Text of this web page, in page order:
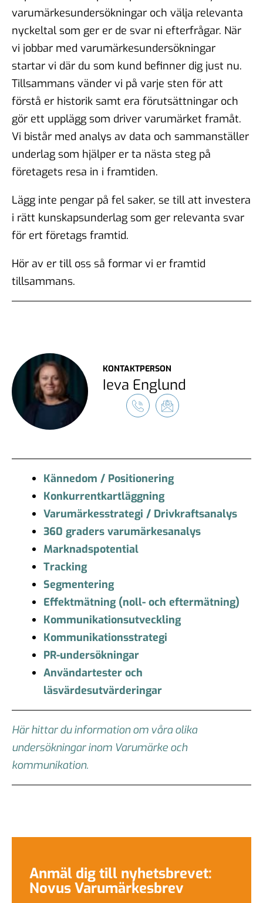
varumärkesundersökningar och välja relevanta
nyckeltal som ger er de svar ni efterfrågar. När
vi jobbar med varumärkesundersökningar
startar vi där du som kund befinner dig just nu.
Tillsammans vänder vi på varje sten för att
förstå er historik samt era förutsättningar och
gör ett upplägg som driver varumärket framåt.
Vi bistår med analys av data och sammanställer
underlag som hjälper er ta nästa steg på
företagets resa in i framtiden.
Lägg inte pengar på fel saker, se till att investera
i rätt kunskapsunderlag som ger relevanta svar
för ert företags framtid.
Hör av er till oss så formar vi er framtid
tillsammans.
KONTAKTPERSON
Ieva Englund
Kännedom / Positionering
Konkurrentkartläggning
Varumärkesstrategi / Drivkraftsanalys
360 graders varumärkesanalys
Marknadspotential
Tracking
Segmentering
Effektmätning (noll- och eftermätning)
Kommunikationsutveckling
Kommunikationsstrategi
PR-undersökningar
Användartester och
läsvärdesutvärderingar
Här hittar du information om våra olika
undersökningar inom Varumärke och
kommunikation.
Anmäl dig till nyhetsbrevet:
Novus Varumärkesbrev